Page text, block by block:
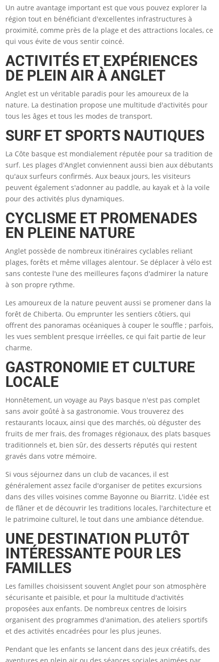
Un autre avantage important est que vous pouvez explorer la
région tout en bénéficiant d'excellentes infrastructures à
proximité, comme près de la plage et des attractions locales, ce
qui vous évite de vous sentir coincé.
ACTIVITÉS ET EXPÉRIENCES
DE PLEIN AIR À ANGLET
Anglet est un véritable paradis pour les amoureux de la
nature. La destination propose une multitude d'activités pour
tous les âges et tous les modes de transport.
SURF ET SPORTS NAUTIQUES
La Côte basque est mondialement réputée pour sa tradition de
surf. Les plages d'Anglet conviennent aussi bien aux débutants
qu'aux surfeurs confirmés. Aux beaux jours, les visiteurs
peuvent également s'adonner au paddle, au kayak et à la voile
pour des activités plus dynamiques.
CYCLISME ET PROMENADES
EN PLEINE NATURE
Anglet possède de nombreux itinéraires cyclables reliant
plages, forêts et même villages alentour. Se déplacer à vélo est
sans conteste l'une des meilleures façons d'admirer la nature
à son propre rythme.
Les amoureux de la nature peuvent aussi se promener dans la
forêt de Chiberta. Ou emprunter les sentiers côtiers, qui
offrent des panoramas océaniques à couper le souffle ; parfois,
les vues semblent presque irréelles, ce qui fait partie de leur
charme.
GASTRONOMIE ET CULTURE
LOCALE
Honnêtement, un voyage au Pays basque n'est pas complet
sans avoir goûté à sa gastronomie. Vous trouverez des
restaurants locaux, ainsi que des marchés, où déguster des
fruits de mer frais, des fromages régionaux, des plats basques
traditionnels et, bien sûr, des desserts réputés qui restent
gravés dans votre mémoire.
Si vous séjournez dans un club de vacances, il est
généralement assez facile d'organiser de petites excursions
dans des villes voisines comme Bayonne ou Biarritz. L'idée est
de flâner et de découvrir les traditions locales, l'architecture et
le patrimoine culturel, le tout dans une ambiance détendue.
UNE DESTINATION PLUTÔT
INTÉRESSANTE POUR LES
FAMILLES
Les familles choisissent souvent Anglet pour son atmosphère
sécurisante et paisible, et pour la multitude d'activités
proposées aux enfants. De nombreux centres de loisirs
organisent des programmes d'animation, des ateliers sportifs
et des activités encadrées pour les plus jeunes.
Pendant que les enfants se lancent dans des jeux créatifs, des